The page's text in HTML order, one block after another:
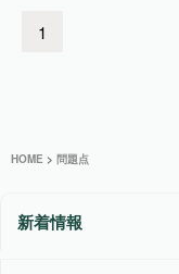
1
HOME > 問題点
新着情報